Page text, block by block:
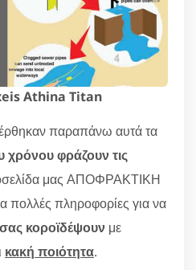
Athina Titan
παραπάνω αυτά τα
φράζουν τις
μας ΑΠΟΦΡΑΚΤΙΚΗ
πολλές πληροφορίες για να
κοροϊδέψουν με
κακή ποιότητα.